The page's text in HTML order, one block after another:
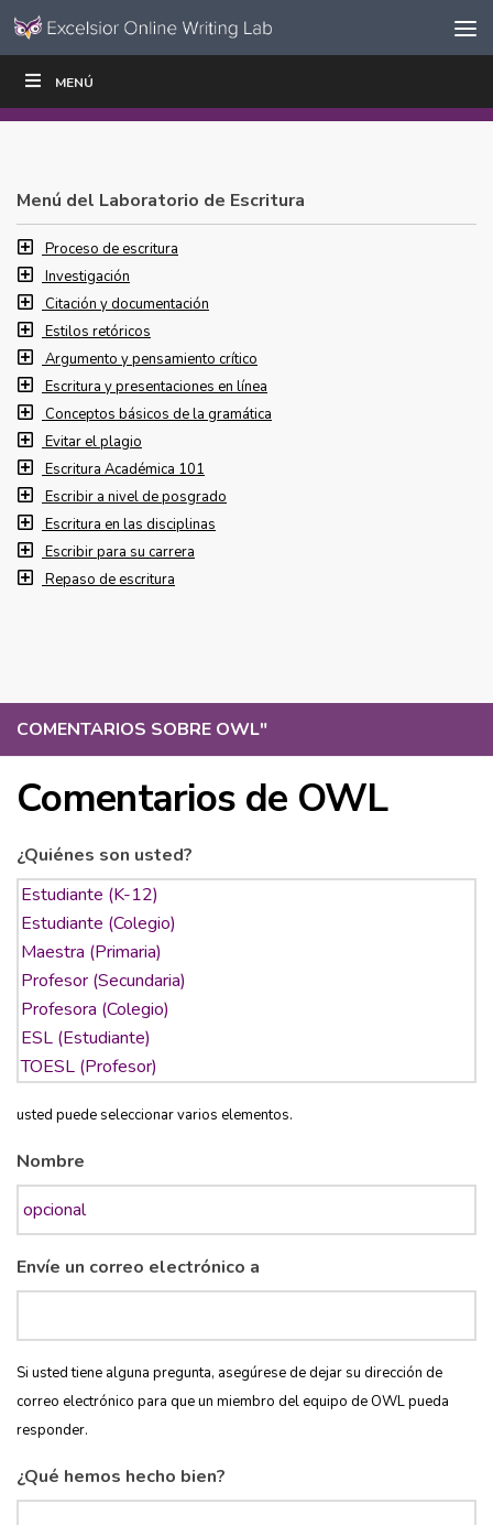
Ir al contenido
navegación
MENÚ
COMENTARIOS SOBRE OWL"
Comentarios de OWL
¿Quiénes son usted?
usted puede seleccionar varios elementos.
Nombre
Envíe un correo electrónico a
Si usted tiene alguna pregunta, asegúrese de dejar su dirección de
correo electrónico para que un miembro del equipo de OWL pueda
responder.
¿Qué hemos hecho bien?
ESCRIBIR
Menú del Laboratorio de Escritura
Proceso de escritura
Investigación
Citación y documentación
Estilos retóricos
Argumento y pensamiento crítico
Escritura y presentaciones en línea
Conceptos básicos de la gramática
Evitar el plagio
Escritura Académica 101
Escribir a nivel de posgrado
Escritura en las disciplinas
Escribir para su carrera
Repaso de escritura